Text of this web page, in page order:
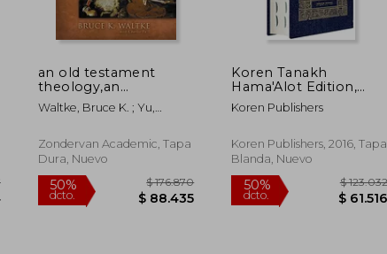
an old testament
theology,an
exegetical, canonical,
and thematic
Waltke, Bruce K. ; Yu,
Zondervan Academic, Tapa
Dura, Nuevo
Koren Tanakh
Hama'Alot Edition,
Jeans (en Inglés)
Koren Publishers
Koren Publishers, 2016, Tapa
Blanda, Nuevo